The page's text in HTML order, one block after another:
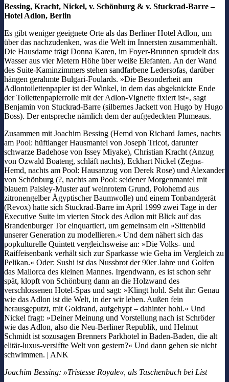
Bessing, Kracht, Nickel, v. Schönburg & v. Stuckrad-Barre –
Hotel Adlon, Berlin
Es gibt weniger geeignete Orte als das Berliner Hotel Adlon, um
über das nachzudenken, was die Welt im Innersten zusammenhält.
Die Hausdame trägt Donna Karen, im Foyer-Brunnen sprudelt das
Wasser aus vier Metern Höhe über weiße Elefanten. An der Wand
des Suite-Kaminzimmers stehen sandfarbene Ledersofas, darüber
hängen gerahmte Bulgari-Foulards. »Die Besonderheit am
Adlontoilettenpapier ist der Winkel, in dem das abgeknickte Ende
der Toilettenpapierrolle mit der Adlon-Vignette fixiert ist«, sagt
Benjamin von Stuckrad-Barre (silbernes Jackett von Hugo by Hugo
Boss). Der entspreche nämlich dem der aufgedeckten Plumeaus.
Zusammen mit Joachim Bessing (Hemd von Richard James, nachts
am Pool: hüftlanger Hausmantel von Joseph Tricot, darunter
schwarze Badehose von Issey Miyake), Christian Kracht (Anzug
von Ozwald Boateng, schläft nachts), Eckhart Nickel (Zegna-
Hemd, nachts am Pool: Hausanzug von Derek Rose) und Alexander
von Schönburg (?, nachts am Pool: seidener Morgenmantel mit
blauem Paisley-Muster auf weinrotem Grund, Polohemd aus
zitronengelber Ägyptischer Baumwolle) und einem Tonbandgerät
(Revox) hatte sich Stuckrad-Barre im April 1999 zwei Tage in der
Executive Suite im vierten Stock des Adlon mit Blick auf das
Brandenburger Tor einquartiert, um gemeinsam ein »Sittenbild
unserer Generation zu modellieren.« Und dem nähert sich das
popkulturelle Quintett vergleichsweise an: »Die Volks- und
Raiffeisenbank verhält sich zur Sparkasse wie Geha im Vergleich zu
Pelikan.« Oder: Sushi ist das Nussbrot der 90er Jahre und Golfen
das Mallorca des kleinen Mannes. Irgendwann, es ist schon sehr
spät, klopft von Schönburg dann an die Holzwand des
verschlossenen Hotel-Spas und sagt: »Klingt hohl. Seht ihr: Genau
wie das Adlon ist die Welt, in der wir leben. Außen fein
herausgeputzt, mit Goldrand, aufgehypt – dahinter hohl.« Und
Nickel fragt: »Deiner Meinung und Vorstellung nach ist Schröder
wie das Adlon, also die Neu-Berliner Republik, und Helmut
Schmidt ist sozusagen Brenners Parkhotel in Baden-Baden, die alt
elitär-luxus-versiffte Welt von gestern?« Und dann gehen sie nicht
schwimmen. | ANK
Joachim Bessing: »Tristesse Royale«, als Taschenbuch bei List